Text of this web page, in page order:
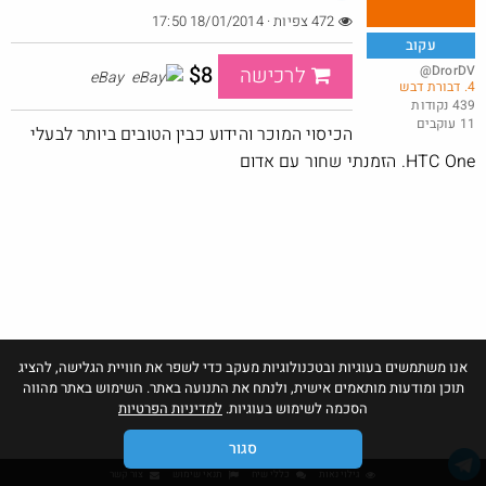
באג? רק לפריים - משלוח חינם ללא הגבלת 49$
30· 83 · 2093
אנו משתמשים בעוגיות ובטכנולוגיות מעקב כדי לשפר את חוויית הגלישה, להציג
תוכן ומודעות מותאמים אישית, ולנתח את התנועה באתר. השימוש באתר מהווה
הסכמה לשימוש בעוגיות. למדיניות הפרטיות
סגור
עקוב
@DrorDV
4. דבורת דבש
439 נקודות
11 עוקבים
לרכישה $8
eBay
הכיסוי המוכר והידוע כבין הטובים ביותר לבעלי
HTC One. הזמנתי שחור עם אדום